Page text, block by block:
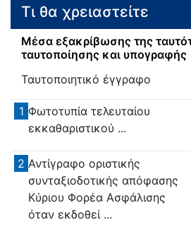
Τι θα χρειαστείτε
Μέσα εξακρίβωσης της
ταυτοποίησης και υπογραφής
Ταυτοποιητικό έγγραφο
1 Φωτοτυπία τελευταίου
εκκαθαριστικού ...
2 Αντίγραφο οριστικής
συνταξιοδοτικής απόφασης
Κύριου Φορέα Ασφάλισης
όταν εκδοθεί ...